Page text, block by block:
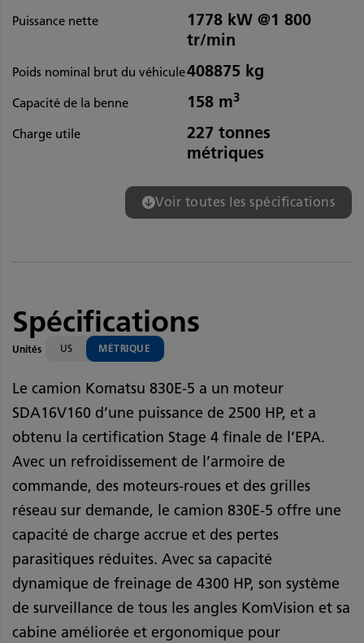
Puissance nette
1778 kW @1 800
tr/min
Poids nominal brut du véhicule408875 kg
Capacité de la benne 158 m3
Charge utile
227 tonnes
métriques
Voir toutes les spécifications
Spécifications
Unités US MÉTRIQUE
Le camion Komatsu 830E-5 a un moteur
SDA16V160 d’une puissance de 2500 HP, et a
obtenu la certification Stage 4 finale de l’EPA.
Avec un refroidissement de l’armoire de
commande, des moteurs-roues et des grilles
réseau sur demande, le camion 830E-5 offre une
capacité de charge accrue et des pertes
parasitiques réduites. Avec sa capacité
dynamique de freinage de 4300 HP, son système
de surveillance de tous les angles KomVision et sa
cabine améliorée et ergonomique pour